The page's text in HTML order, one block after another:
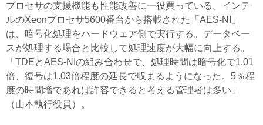
プロセサの支援機能も性能改善に一役買っている。インテ
ルのXeonプロセサ5600番台から搭載された「AES-NI」
は、暗号化処理をハードウェア側で実行する。データベー
スが処理する場合と比較して処理速度が大幅に向上する。
「TDEとAES-NIの組み合わせで、処理時間は暗号化で1.01
倍、復号は1.03倍程度の延長で収まるようになった。5％程
度の時間増であれば許容できると考える管理者は多い」
（山本執行役員）。